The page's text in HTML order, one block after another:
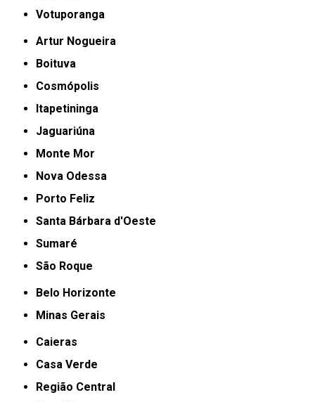
Votuporanga
Artur Nogueira
Boituva
Cosmópolis
Itapetininga
Jaguariúna
Monte Mor
Nova Odessa
Porto Feliz
Santa Bárbara d'Oeste
Sumaré
São Roque
Belo Horizonte
Minas Gerais
Caieras
Casa Verde
Região Central